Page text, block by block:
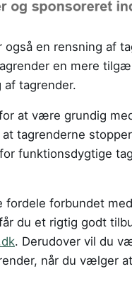
en rensning af
en mere
af tagrender.
at være grundig
tagrenderne
funktionsdygtige
forbundet
du et rigtig godt
. Derudover vil du
når du vælger